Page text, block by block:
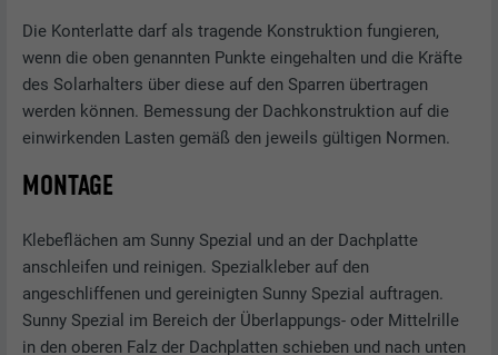
Die Konterlatte darf als tragende Konstruktion fungieren,
wenn die oben genannten Punkte eingehalten und die Kräfte
des Solarhalters über diese auf den Sparren übertragen
werden können. Bemessung der Dachkonstruktion auf die
einwirkenden Lasten gemäß den jeweils gültigen Normen.
MONTAGE
Klebeflächen am Sunny Spezial und an der Dachplatte
anschleifen und reinigen. Spezialkleber auf den
angeschliffenen und gereinigten Sunny Spezial auftragen.
Sunny Spezial im Bereich der Überlappungs- oder Mittelrille
in den oberen Falz der Dachplatten schieben und nach unten